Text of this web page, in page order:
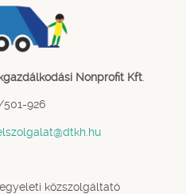
Nonprofit Kft
926
közszolgáltató